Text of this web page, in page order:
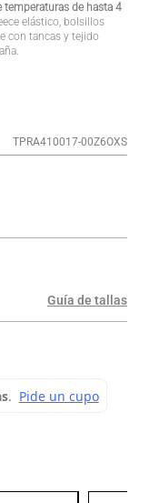
temperaturas de hasta 4
elástico, bolsillos
con tancas y tejido
TPRA410017-00Z6OXS
Guía de tallas